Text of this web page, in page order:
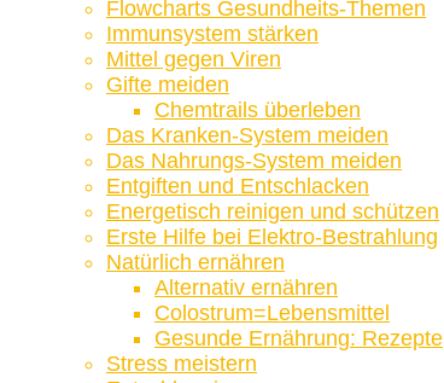
Flowcharts Gesundheits-Themen
Immunsystem stärken
Mittel gegen Viren
Gifte meiden
Chemtrails überleben
Das Kranken-System meiden
Das Nahrungs-System meiden
Entgiften und Entschlacken
Energetisch reinigen und schützen
Erste Hilfe bei Elektro-Bestrahlung
Natürlich ernähren
Alternativ ernähren
Colostrum=Lebensmittel
Gesunde Ernährung: Rezepte
Stress meistern